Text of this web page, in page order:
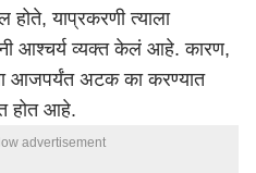
होते, याप्रकरणी त्याला
आश्चर्य व्यक्त केलं आहे. कारण,
आजपर्यंत अटक का करण्यात
होत आहे.
advertisement